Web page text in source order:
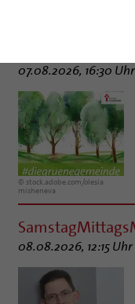
07.08.2026, 16:30
© stock.adobe.com/olesia
misheneva
08.08.2026, 12:15